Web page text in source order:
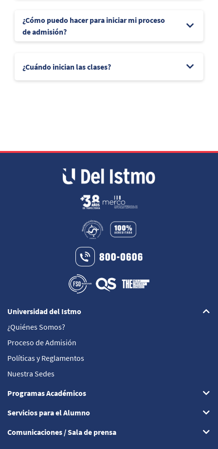
¿Cómo puedo hacer para iniciar mi proceso
de admisión?
¿Cuándo inician las clases?
Universidad del Istmo
¿Quiénes Somos?
Proceso de Admisión
Políticas y Reglamentos
Nuestra Sedes
Programas Académicos
Servicios para el Alumno
Comunicaciones / Sala de prensa